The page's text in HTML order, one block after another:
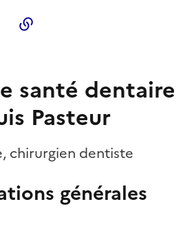
Twitter)
Linkedin
santé dentaire
Pasteur
chirurgien dentiste
générales